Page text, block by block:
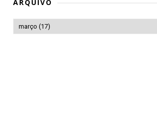
ARQUIVO